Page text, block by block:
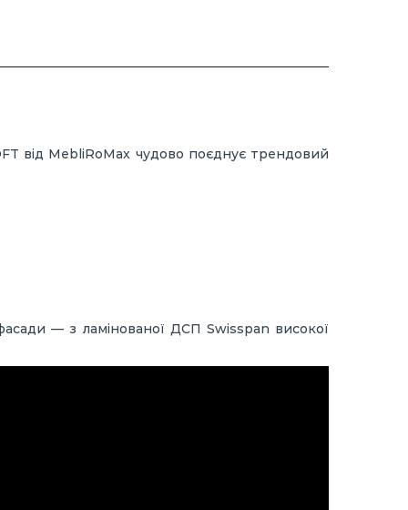
від MebliRoMax чудово поєднує трендовий
— з ламінованої ДСП Swisspan високої